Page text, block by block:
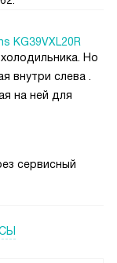
KG39VXL20R
Но
внутри слева .
на ней для
сервисный